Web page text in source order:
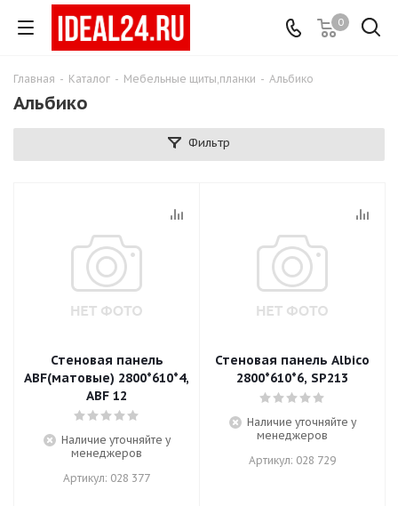
0
Главная - Каталог - Мебельные щиты,планки - Альбико
Альбико
Фильтр
Стеновая панель
ABF(матовые) 2800*610*4,
ABF 12
Наличие уточняйте у
менеджеров
Артикул: 028 377
Стеновая панель Albico
2800*610*6, SP213
Наличие уточняйте у
менеджеров
Артикул: 028 729